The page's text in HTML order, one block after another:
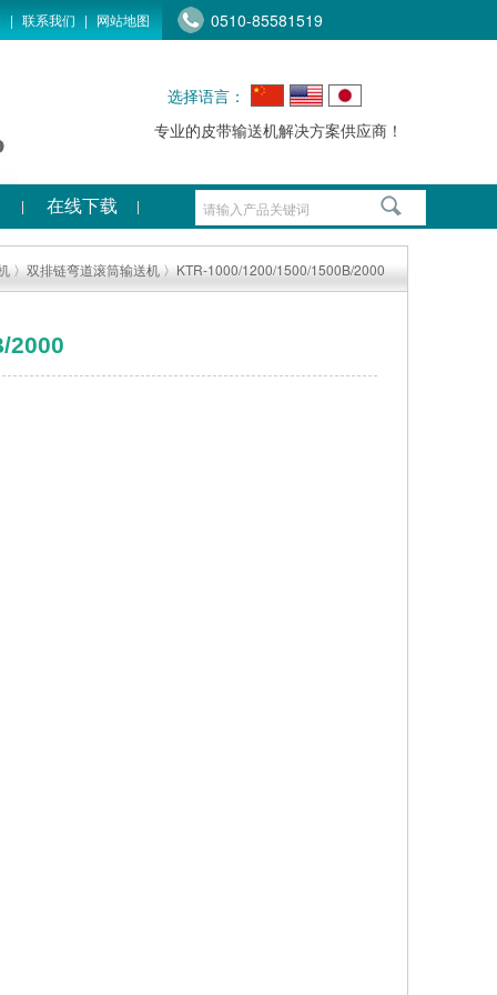
0510-85581519
| 联系我们 | 网站地图
选择语言：
专业的皮带输送机解决方案供应商！
在线下载
〉 双排链弯道滚筒输送机 〉KTR-1000/1200/1500/1500B/2000
2000